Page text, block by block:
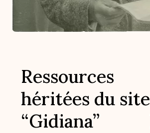
Ressources
héritées du site
“Gidiana”